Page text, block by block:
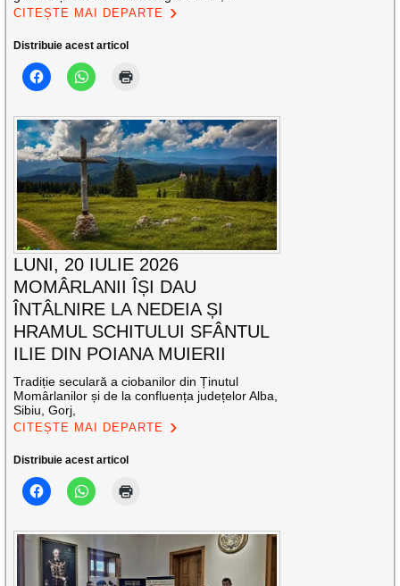
CITEȘTE MAI DEPARTE
Distribuie acest articol
LUNI, 20 IULIE 2026
MOMÂRLANII ÎȘI DAU
ÎNTÂLNIRE LA NEDEIA ȘI
HRAMUL SCHITULUI SFÂNTUL
ILIE DIN POIANA MUIERII
Tradiție seculară a ciobanilor din Ținutul
Momârlanilor și de la confluența județelor Alba,
Sibiu, Gorj,
CITEȘTE MAI DEPARTE
Distribuie acest articol